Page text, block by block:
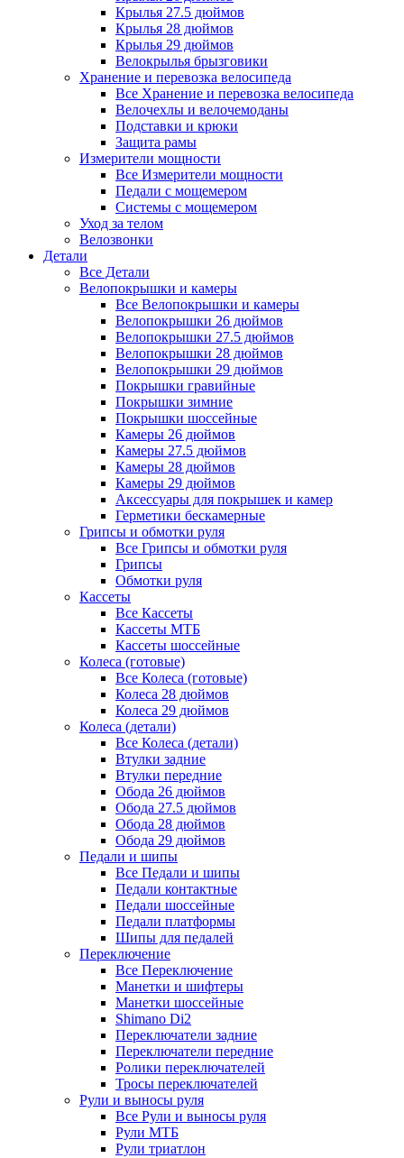
Крылья 27.5 дюймов
Крылья 28 дюймов
Крылья 29 дюймов
Велокрылья брызговики
Хранение и перевозка велосипеда
Все Хранение и перевозка велосипеда
Велочехлы и велочемоданы
Подставки и крюки
Защита рамы
Измерители мощности
Все Измерители мощности
Педали с мощемером
Системы с мощемером
Уход за телом
Велозвонки
Детали
Все Детали
Велопокрышки и камеры
Все Велопокрышки и камеры
Велопокрышки 26 дюймов
Велопокрышки 27.5 дюймов
Велопокрышки 28 дюймов
Велопокрышки 29 дюймов
Покрышки гравийные
Покрышки зимние
Покрышки шоссейные
Камеры 26 дюймов
Камеры 27.5 дюймов
Камеры 28 дюймов
Камеры 29 дюймов
Аксессуары для покрышек и камер
Герметики бескамерные
Грипсы и обмотки руля
Все Грипсы и обмотки руля
Грипсы
Обмотки руля
Кассеты
Все Кассеты
Кассеты МТБ
Кассеты шоссейные
Колеса (готовые)
Все Колеса (готовые)
Колеса 28 дюймов
Колеса 29 дюймов
Колеса (детали)
Все Колеса (детали)
Втулки задние
Втулки передние
Обода 26 дюймов
Обода 27.5 дюймов
Обода 28 дюймов
Обода 29 дюймов
Педали и шипы
Все Педали и шипы
Педали контактные
Педали шоссейные
Педали платформы
Шипы для педалей
Переключение
Все Переключение
Манетки и шифтеры
Манетки шоссейные
Shimano Di2
Переключатели задние
Переключатели передние
Ролики переключателей
Тросы переключателей
Рули и выносы руля
Все Рули и выносы руля
Рули МТБ
Рули триатлон